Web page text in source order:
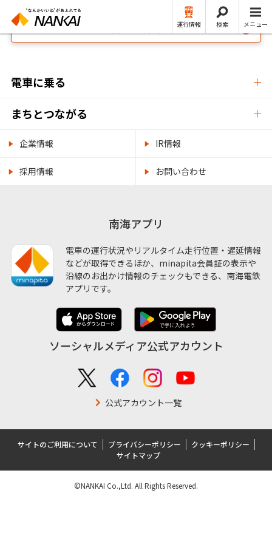
運行情報 検索 メニュー
NANKAI・南海電鉄公式 TOP
電車に乗る
まちとつながる
企業情報 IR情報
採用情報 お問い合わせ
南海アプリ
電車の運行状況やリアルタイム走行位置・遅延情報
などが取得できるほか、minapita会員証の表示や
沿線のお出かけ情報のチェックもできる、南海電鉄
アプリです。
ソーシャルメディア公式アカウント
公式アカウント一覧
サイトのご利用について プライバシーポリシー
クッキーポリシー
サイトマップ
©NANKAI Co.,Ltd. All Rights Reserved.